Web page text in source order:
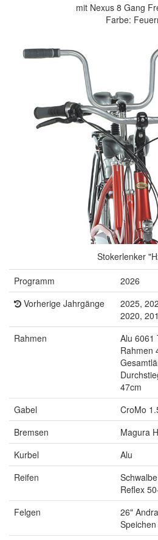
mit Nexus 8 Gang
Farbe:
Stokerlenker
Programm
2026
Vorherige Jahrgänge
2025,
2020,
Rahmen
Alu 6061
Rahmen
47cm
Gabel
CroMo
Bremsen
Magura
Kurbel
Alu
Reifen
Reflex
Felgen
26"